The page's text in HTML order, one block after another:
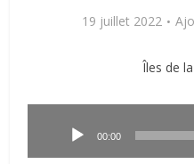
19 juillet 2022
Îles de
00:00